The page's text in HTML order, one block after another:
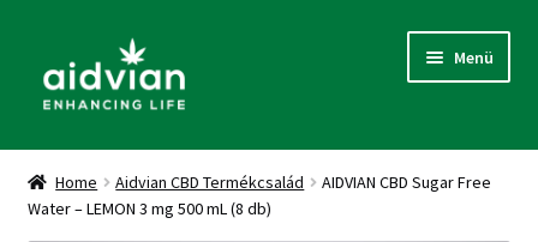
navigációhoz
tartalomba
Menü
Kezdőlap
Adatkezelés és Cookie kezelés
Home Aidvian CBD Termékcsalád
AIDVIAN CBD Sugar Free
Water – LEMON 3 mg 500 mL (8 db)